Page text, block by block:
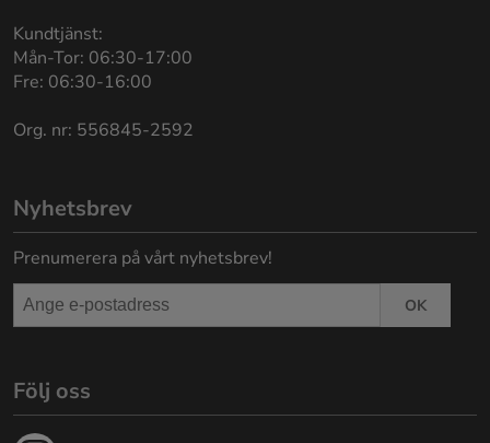
Kundtjänst:
Mån-Tor: 06:30-17:00
Fre: 06:30-16:00
Org. nr: 556845-2592
Nyhetsbrev
Prenumerera på vårt nyhetsbrev!
OK
Följ oss